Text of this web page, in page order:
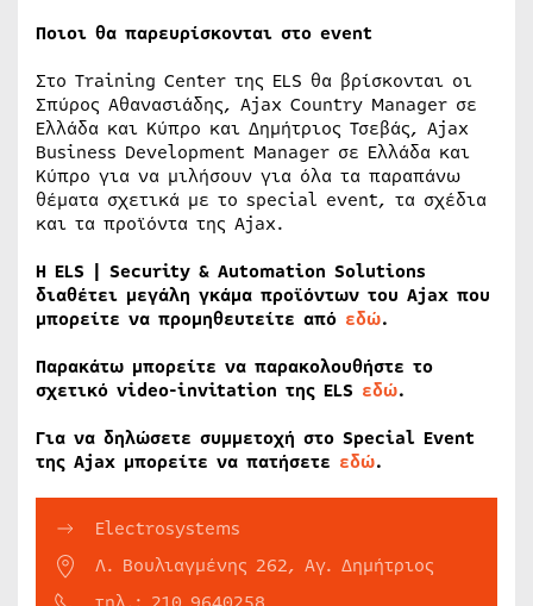
Ποιοι θα παρευρίσκονται στο event
Στο Training Center της ELS θα βρίσκονται οι
Σπύρος Αθανασιάδης, Ajax Country Manager σε
Ελλάδα και Κύπρο και Δημήτριος Τσεβάς, Ajax
Business Development Manager σε Ελλάδα και
Κύπρο για να μιλήσουν για όλα τα παραπάνω
θέματα σχετικά με το special event, τα σχέδια
και τα προϊόντα της Ajax.
Η ELS | Security & Automation Solutions
διαθέτει μεγάλη γκάμα προϊόντων του Αjax που
μπορείτε να προμηθευτείτε από εδώ.
Παρακάτω μπορείτε να παρακολουθήστε το
σχετικό video-invitation της ELS εδώ.
Για να δηλώσετε συμμετοχή στο Special Event
της Ajax μπορείτε να πατήσετε εδώ.
Electrosystems
Λ. Βουλιαγμένης 262, Αγ. Δημήτριος